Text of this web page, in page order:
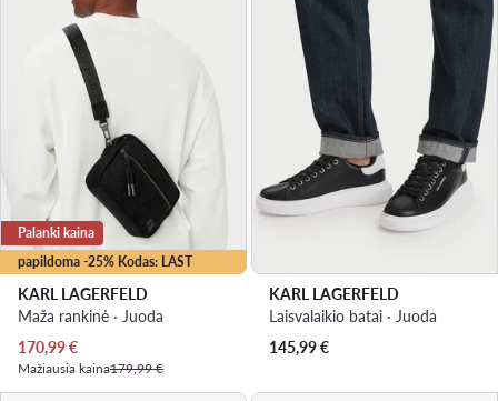
papildoma -25% Kodas: LAST
Palanki kaina
KARL LAGERFELD
Maža rankinė · Juoda
Dabartinė kaina
170,99€
Mažiausia kaina179,99 €
KARL LAGERFELD
Laisvalaikio batai · Juoda
145,99€